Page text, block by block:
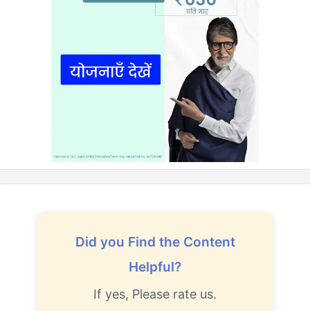
Did you Find the Content
Helpful?
If yes, Please rate us.